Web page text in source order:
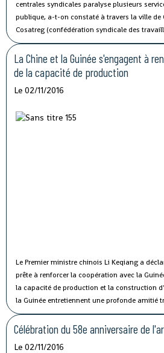
centrales syndicales paralyse plusieurs
publique, a-t-on constaté à travers la ville de
Cosatreg (confédération syndicale des
et 10 centrales syndicales, la grève générale
vise à protester contre les mauvaises
fonctionnaires du secteur public.
La Chine et la Guinée s'engagent à
de la capacité de production
Le 02/11/2016
Le Premier ministre chinois Li Keqiang a
prête à renforcer la coopération avec la
la capacité de production et la construction
la Guinée entretiennent une profonde amitié
politique solide et une coopération
rencontre avec le président guinéen Alpha
Célébration du 58e anniversaire de
Le 02/11/2016